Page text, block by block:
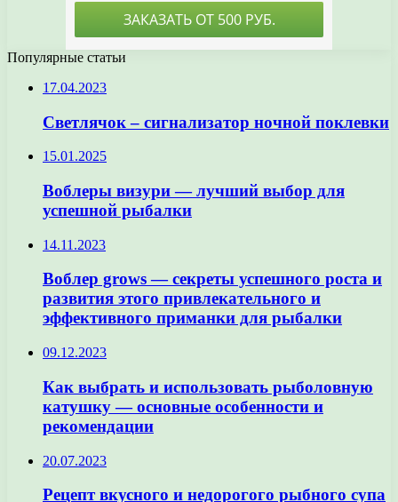
Популярные статьи
17.04.2023
Светлячок – сигнализатор ночной поклевки
15.01.2025
Воблеры визури — лучший выбор для
успешной рыбалки
14.11.2023
Воблер grows — секреты успешного роста и
развития этого привлекательного и
эффективного приманки для рыбалки
09.12.2023
Как выбрать и использовать рыболовную
катушку — основные особенности и
рекомендации
20.07.2023
Рецепт вкусного и недорогого рыбного супа